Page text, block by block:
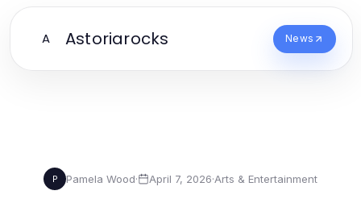
A Astoriarocks News
P Pamela Wood· April 7, 2026·Arts & Entertainment